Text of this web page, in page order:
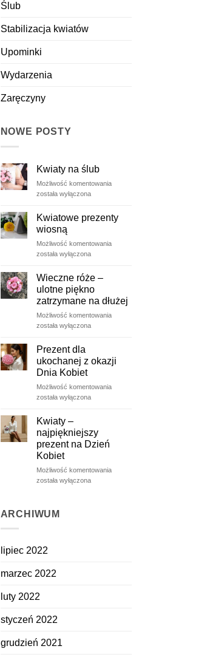
Ślub
Stabilizacja kwiatów
Upominki
Wydarzenia
Zaręczyny
NOWE POSTY
Kwiaty na ślub
Możliwość komentowaniaKwiaty
została wyłączona
Kwiatowe prezenty
wiosną
Możliwość komentowaniaKwiatowe
została wyłączona
Wieczne róże –
ulotne piękno
zatrzymane na dłużej
Możliwość komentowaniaWieczne
piękno
zatrzymane
dłużej
została wyłączona
Prezent dla
ukochanej z okazji
Dnia Kobiet
Możliwość komentowaniaPrezent
została wyłączona
Kwiaty –
najpiękniejszy
prezent na Dzień
Kobiet
Możliwość komentowaniaKwiaty
została wyłączona
ARCHIWUM
lipiec 2022
marzec 2022
luty 2022
styczeń 2022
grudzień 2021